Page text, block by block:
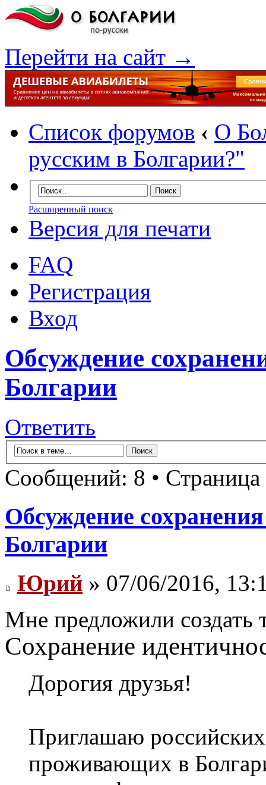
Перейти на сайт →
Список форумов ‹ О
русским в Болгарии?"
Расширенный поиск
Версия для печати
FAQ
Регистрация
Вход
Обсуждение
Болгарии
Ответить
Сообщений: 8 • Страница
Обсуждение
Болгарии
Юрий » 07/06/2016,
Мне предложили создать
Сохранение
Дорогия друзья!
Приглашаю российских
проживающих в